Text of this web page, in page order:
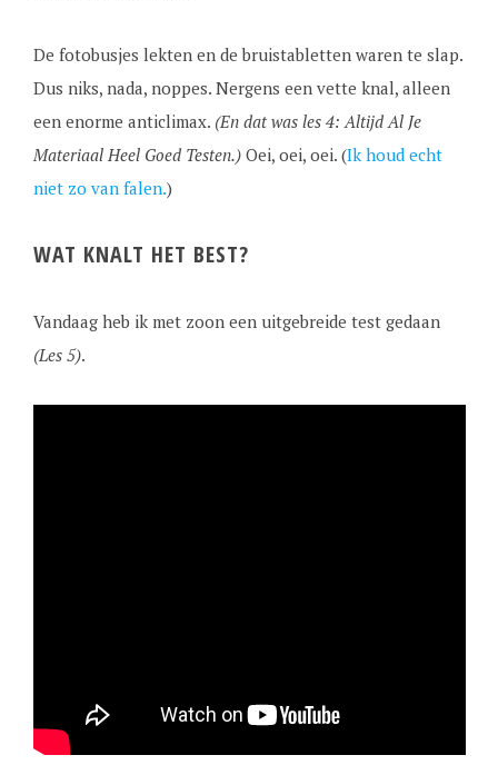
De fotobusjes lekten en de bruistabletten waren te slap.
Dus niks, nada, noppes. Nergens een vette knal, alleen
een enorme anticlimax. (En dat was les 4: Altijd Al Je
Materiaal Heel Goed Testen.) Oei, oei, oei. (Ik houd echt
niet zo van falen.)
WAT KNALT HET BEST?
Vandaag heb ik met zoon een uitgebreide test gedaan
(Les 5).